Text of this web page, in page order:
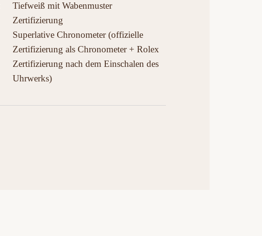
Tiefweiß mit Wabenmuster
Zertifizierung
Superlative Chronometer (offizielle
Zertifizierung als Chronometer + Rolex
Zertifizierung nach dem Einschalen des
Uhrwerks)